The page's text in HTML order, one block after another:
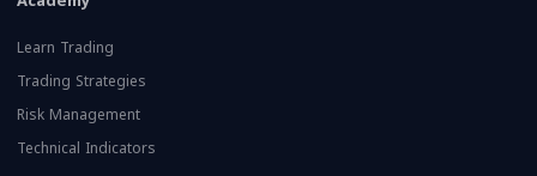
Learn Trading
Trading Strategies
Risk Management
Technical Indicators